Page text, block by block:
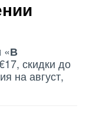
«В
скидки до
на август,